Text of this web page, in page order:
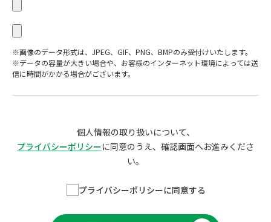
※画像のデータ形式は、JPEG、GIF、PNG、BMPのみ受付けいたします。
※データの容量が大きい場合や、お客様のインターネット環境によっては送
信に時間がかかる場合がございます。
個人情報の取り扱いについて、
プライバシーポリシーに同意のうえ、確認画面へお進みくださ
い。
プライバシーポリシーに同意する